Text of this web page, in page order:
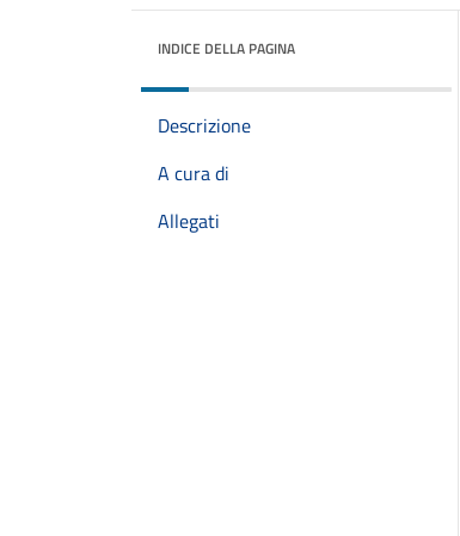
INDICE DELLA PAGINA
Descrizione
A cura di
Allegati